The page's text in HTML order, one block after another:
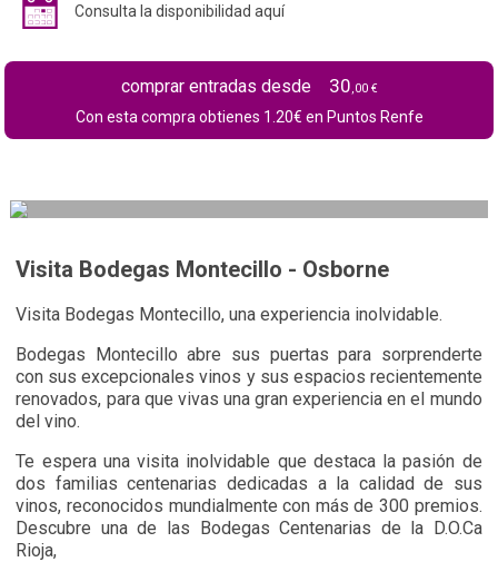
Consulta la disponibilidad aquí
comprar entradas desde 30 ,00 €
Con esta compra obtienes 1.20€ en Puntos Renfe
Visita Bodegas Montecillo - Osborne
Visita Bodegas Montecillo, una experiencia inolvidable.
Bodegas Montecillo abre sus puertas para sorprenderte
con sus excepcionales vinos y sus espacios recientemente
renovados, para que vivas una gran experiencia en el mundo
del vino.
Te espera una visita inolvidable que destaca la pasión de
dos familias centenarias dedicadas a la calidad de sus
vinos, reconocidos mundialmente con más de 300 premios.
Descubre una de las Bodegas Centenarias de la D.O.Ca
Rioja,